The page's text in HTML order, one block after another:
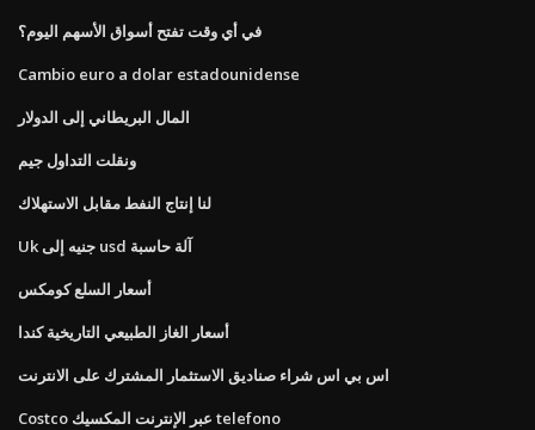
في أي وقت تفتح أسواق الأسهم اليوم؟
Cambio euro a dolar estadounidense
المال البريطاني إلى الدولار
ونقلت التداول جيم
لنا إنتاج النفط مقابل الاستهلاك
Uk جنيه إلى usd آلة حاسبة
أسعار السلع كومكس
أسعار الغاز الطبيعي التاريخية كندا
اس بي اس شراء صناديق الاستثمار المشترك على الانترنت
Costco عبر الإنترنت المكسيك telefono